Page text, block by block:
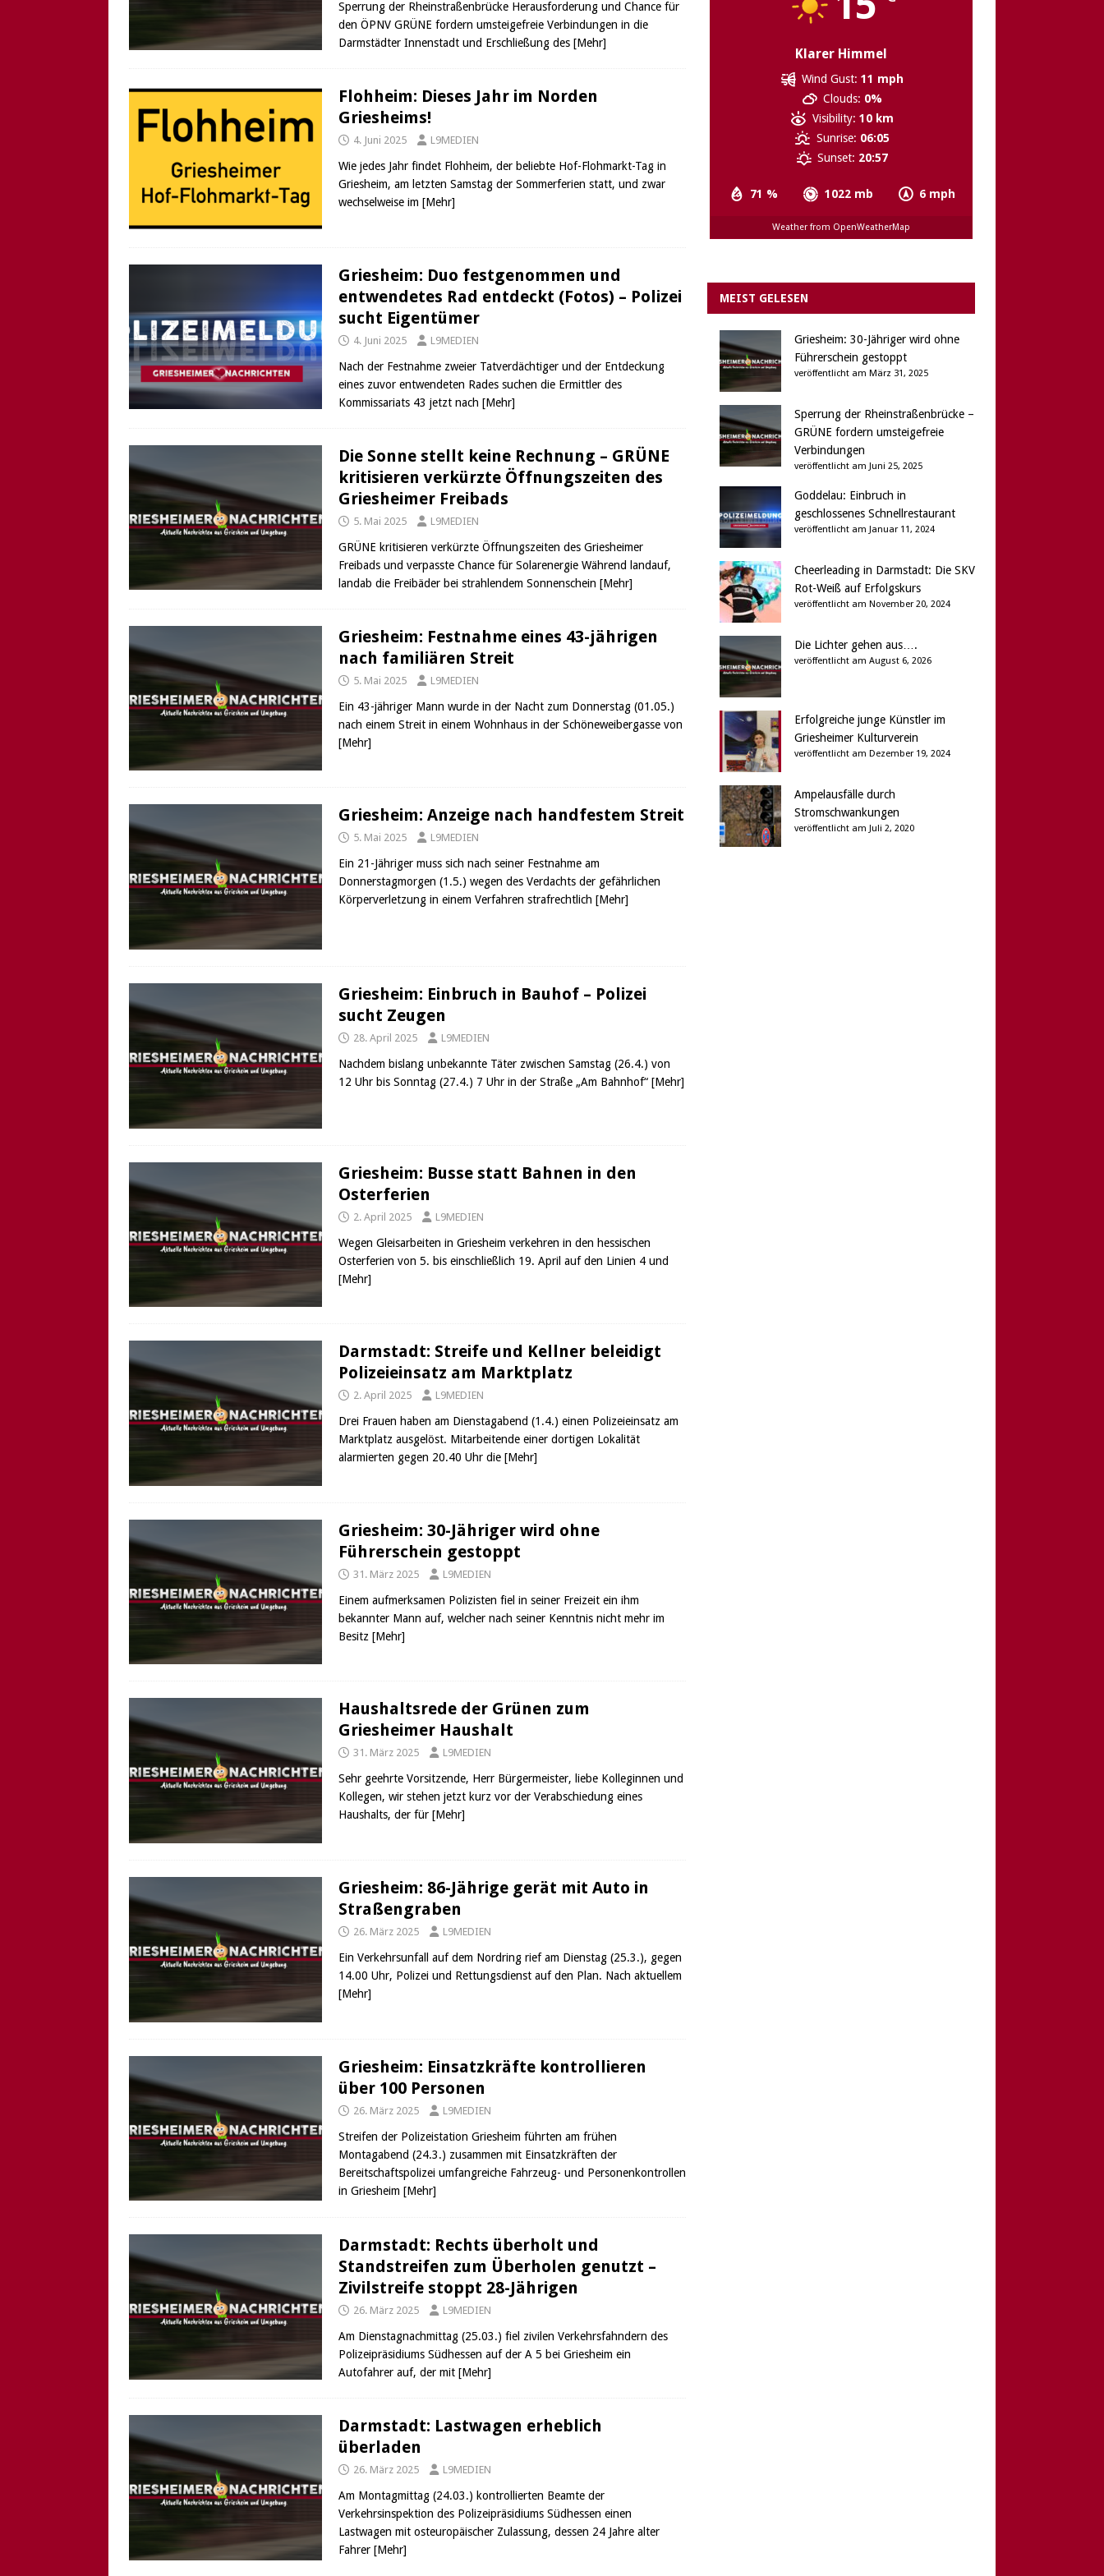
[ 6. August 2026 ] Die Lichter gehen aus…. IN EIGENER SACHE
Sperrung der Rheinstraßenbrücke Herausforderung und Chance für
den ÖPNV GRÜNE fordern umsteigefreie Verbindungen in die
Darmstädter Innenstadt und Erschließung des [Mehr]
Flohheim: Dieses Jahr im Norden
Griesheims!
4. Juni 2025 L9MEDIEN
Wie jedes Jahr findet Flohheim, der beliebte Hof-Flohmarkt-Tag in
Griesheim, am letzten Samstag der Sommerferien statt, und zwar
wechselweise im [Mehr]
Griesheim: Duo festgenommen und
entwendetes Rad entdeckt (Fotos) – Polizei
sucht Eigentümer
4. Juni 2025 L9MEDIEN
Nach der Festnahme zweier Tatverdächtiger und der Entdeckung
eines zuvor entwendeten Rades suchen die Ermittler des
Kommissariats 43 jetzt nach [Mehr]
Die Sonne stellt keine Rechnung – GRÜNE
kritisieren verkürzte Öffnungszeiten des
Griesheimer Freibads
5. Mai 2025 L9MEDIEN
GRÜNE kritisieren verkürzte Öffnungszeiten des Griesheimer
Freibads und verpasste Chance für Solarenergie Während landauf,
landab die Freibäder bei strahlendem Sonnenschein [Mehr]
Griesheim: Festnahme eines 43-jährigen
nach familiären Streit
5. Mai 2025 L9MEDIEN
Ein 43-jähriger Mann wurde in der Nacht zum Donnerstag (01.05.)
nach einem Streit in einem Wohnhaus in der Schöneweibergasse von
[Mehr]
Griesheim: Anzeige nach handfestem Streit
5. Mai 2025 L9MEDIEN
Ein 21-Jähriger muss sich nach seiner Festnahme am
Donnerstagmorgen (1.5.) wegen des Verdachts der gefährlichen
Körperverletzung in einem Verfahren strafrechtlich [Mehr]
Griesheim: Einbruch in Bauhof – Polizei
sucht Zeugen
28. April 2025 L9MEDIEN
Nachdem bislang unbekannte Täter zwischen Samstag (26.4.) von
12 Uhr bis Sonntag (27.4.) 7 Uhr in der Straße „Am Bahnhof“ [Mehr]
Griesheim: Busse statt Bahnen in den
Osterferien
2. April 2025 L9MEDIEN
Wegen Gleisarbeiten in Griesheim verkehren in den hessischen
Osterferien von 5. bis einschließlich 19. April auf den Linien 4 und
[Mehr]
Darmstadt: Streife und Kellner beleidigt
Polizeieinsatz am Marktplatz
2. April 2025 L9MEDIEN
Drei Frauen haben am Dienstagabend (1.4.) einen Polizeieinsatz am
Marktplatz ausgelöst. Mitarbeitende einer dortigen Lokalität
alarmierten gegen 20.40 Uhr die [Mehr]
Griesheim: 30-Jähriger wird ohne
Führerschein gestoppt
31. März 2025 L9MEDIEN
Einem aufmerksamen Polizisten fiel in seiner Freizeit ein ihm
bekannter Mann auf, welcher nach seiner Kenntnis nicht mehr im
Besitz [Mehr]
Haushaltsrede der Grünen zum
Griesheimer Haushalt
31. März 2025 L9MEDIEN
Sehr geehrte Vorsitzende, Herr Bürgermeister, liebe Kolleginnen und
Kollegen, wir stehen jetzt kurz vor der Verabschiedung eines
Haushalts, der für [Mehr]
Griesheim: 86-Jährige gerät mit Auto in
Straßengraben
26. März 2025 L9MEDIEN
Ein Verkehrsunfall auf dem Nordring rief am Dienstag (25.3.), gegen
14.00 Uhr, Polizei und Rettungsdienst auf den Plan. Nach aktuellem
[Mehr]
Griesheim: Einsatzkräfte kontrollieren
über 100 Personen
26. März 2025 L9MEDIEN
Streifen der Polizeistation Griesheim führten am frühen
Montagabend (24.3.) zusammen mit Einsatzkräften der
Bereitschaftspolizei umfangreiche Fahrzeug- und Personenkontrollen
in Griesheim [Mehr]
Darmstadt: Rechts überholt und
Standstreifen zum Überholen genutzt –
Zivilstreife stoppt 28-Jährigen
26. März 2025 L9MEDIEN
Am Dienstagnachmittag (25.03.) fiel zivilen Verkehrsfahndern des
Polizeipräsidiums Südhessen auf der A 5 bei Griesheim ein
Autofahrer auf, der mit [Mehr]
Darmstadt: Lastwagen erheblich
überladen
26. März 2025 L9MEDIEN
Am Montagmittag (24.03.) kontrollierten Beamte der
Verkehrsinspektion des Polizeipräsidiums Südhessen einen
Lastwagen mit osteuropäischer Zulassung, dessen 24 Jahre alter
Fahrer [Mehr]
Klarer Himmel
71 % 1022 mb 6 mph
Wind Gust: 11 mph
Clouds: 0%
Visibility: 10 km
Sunrise: 06:05
Sunset: 20:57
Weather from OpenWeatherMap
MEIST GELESEN
Griesheim: 30-Jähriger wird ohne
Führerschein gestoppt
veröffentlicht am März 31, 2025
Sperrung der Rheinstraßenbrücke –
GRÜNE fordern umsteigefreie
Verbindungen
veröffentlicht am Juni 25, 2025
Goddelau: Einbruch in
geschlossenes Schnellrestaurant
veröffentlicht am Januar 11, 2024
Cheerleading in Darmstadt: Die SKV
Rot-Weiß auf Erfolgskurs
veröffentlicht am November 20, 2024
Die Lichter gehen aus….
veröffentlicht am August 6, 2026
Erfolgreiche junge Künstler im
Griesheimer Kulturverein
veröffentlicht am Dezember 19, 2024
Ampelausfälle durch
Stromschwankungen
veröffentlicht am Juli 2, 2020